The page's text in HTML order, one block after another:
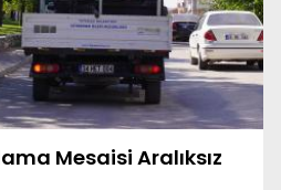
Mesaisi Aralıksız